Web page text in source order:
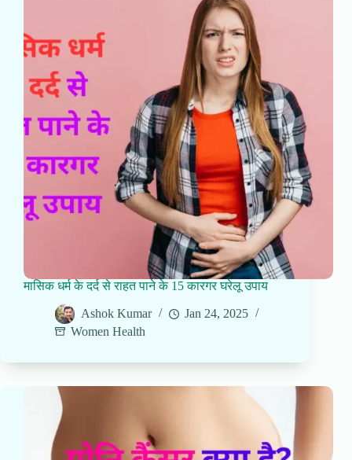
मासिक धर्म के दर्द से राहत पाने के 15 कारगर घरेलू उपाय
Ashok Kumar
Jan 24, 2025
Women Health